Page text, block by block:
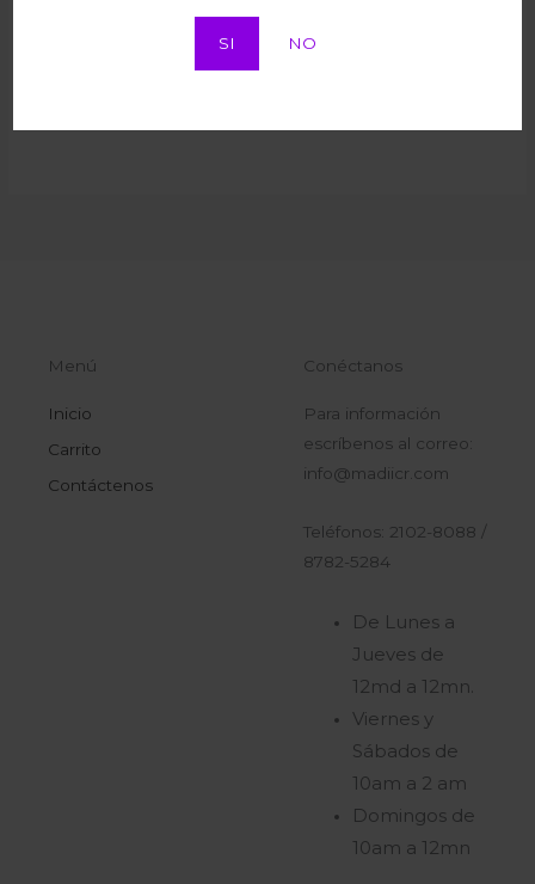
SI NO
Menú
Inicio
Carrito
Contáctenos
Conéctanos
Para información
escríbenos al correo:
info@madiicr.com
Teléfonos: 2102-8088 /
8782-5284
De Lunes a
Jueves de
12md a 12mn.
Viernes y
Sábados de
10am a 2 am
Domingos de
10am a 12mn